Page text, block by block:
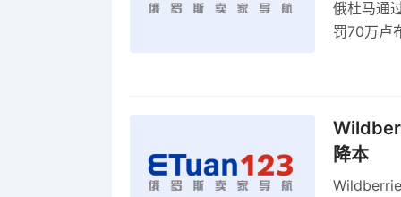
俄杜马通
罚70万卢
降本